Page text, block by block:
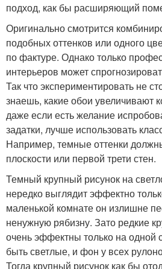
подход, как бы расширяющий
Оригинально смотрится
подобных оттенков или одного
по фактуре. Однако только
интерьеров может
Так что экспериментировать не
знаешь, какие обои увеличивают
даже если есть желание
задатки, лучше использовать
Например, темные оттенки
плоскости или первой трети стен.
Темный крупный рисунок на
нередко выглядит эффектно
маленькой комнате он излишне
ненужную рябизну. Зато редкие
очень эффектны только на одной
быть светлые, и фон у всех
Тогда крупный рисунок как бы